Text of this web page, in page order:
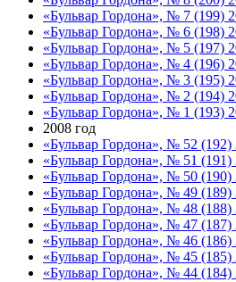
«Бульвар Гордона», № 7 (199)
«Бульвар Гордона», № 6 (198)
«Бульвар Гордона», № 5 (197)
«Бульвар Гордона», № 4 (196)
«Бульвар Гордона», № 3 (195)
«Бульвар Гордона», № 2 (194)
«Бульвар Гордона», № 1 (193)
2008 год
«Бульвар Гордона», № 52 (192)
«Бульвар Гордона», № 51 (191)
«Бульвар Гордона», № 50 (190)
«Бульвар Гордона», № 49 (189)
«Бульвар Гордона», № 48 (188)
«Бульвар Гордона», № 47 (187)
«Бульвар Гордона», № 46 (186)
«Бульвар Гордона», № 45 (185)
«Бульвар Гордона», № 44 (184)